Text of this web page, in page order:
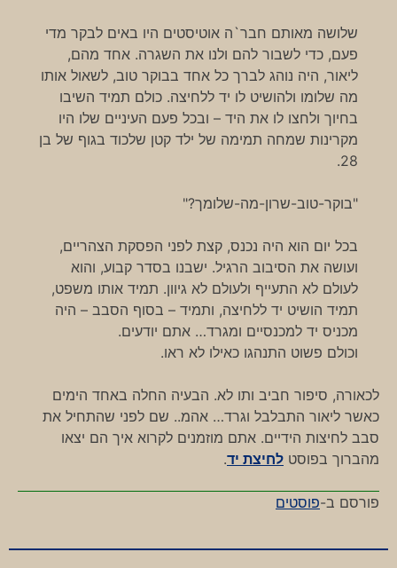
שלושה מאותם חבר`ה אוטיסטים היו באים לבקר מדי
פעם, כדי לשבור להם ולנו את השגרה. אחד מהם,
ליאור, היה נוהג לברך כל אחד בבוקר טוב, לשאול אותו
מה שלומו ולהושיט לו יד ללחיצה. כולם תמיד השיבו
בחיוך ולחצו לו את היד – ובכל פעם העיניים שלו היו
מקרינות שמחה תמימה של ילד קטן שלכוד בגוף של בן
28.
"בוקר-טוב-שרון-מה-שלומך?"
בכל יום הוא היה נכנס, קצת לפני הפסקת הצהריים,
ועושה את הסיבוב הרגיל. ישבנו בסדר קבוע, והוא
לעולם לא התעייף ולעולם לא גיוון. תמיד אותו משפט,
תמיד הושיט יד ללחיצה, ותמיד – בסוף הסבב – היה
מכניס יד למכנסיים ומגרד… אתם יודעים.
וכולם פשוט התנהגו כאילו לא ראו.
לכאורה, סיפור חביב ותו לא. הבעיה החלה באחד הימים
כאשר ליאור התבלבל וגרד… אהמ.. שם לפני שהתחיל את
סבב לחיצות הידיים. אתם מוזמנים לקרוא איך הם יצאו
מהברוך בפוסט לחיצת יד.
פורסם ב-פוסטים